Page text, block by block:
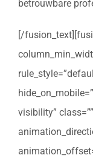
betrouwbare
[/
visibility”